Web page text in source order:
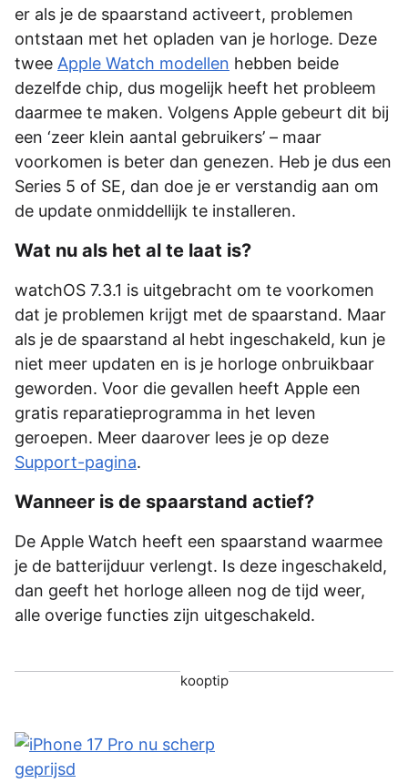
er als je de spaarstand activeert, problemen
ontstaan met het opladen van je horloge. Deze
twee Apple Watch modellen hebben beide
dezelfde chip, dus mogelijk heeft het probleem
daarmee te maken. Volgens Apple gebeurt dit bij
een ‘zeer klein aantal gebruikers’ – maar
voorkomen is beter dan genezen. Heb je dus een
Series 5 of SE, dan doe je er verstandig aan om
de update onmiddellijk te installeren.
Wat nu als het al te laat is?
watchOS 7.3.1 is uitgebracht om te voorkomen
dat je problemen krijgt met de spaarstand. Maar
als je de spaarstand al hebt ingeschakeld, kun je
niet meer updaten en is je horloge onbruikbaar
geworden. Voor die gevallen heeft Apple een
gratis reparatieprogramma in het leven
geroepen. Meer daarover lees je op deze
Support-pagina.
Wanneer is de spaarstand actief?
De Apple Watch heeft een spaarstand waarmee
je de batterijduur verlengt. Is deze ingeschakeld,
dan geeft het horloge alleen nog de tijd weer,
alle overige functies zijn uitgeschakeld.
kooptip